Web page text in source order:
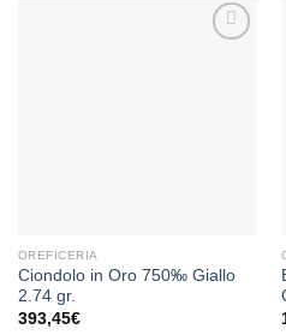
OREFICERIA
Ciondolo in Oro 750‰ Giallo
2.74 gr.
393,45€